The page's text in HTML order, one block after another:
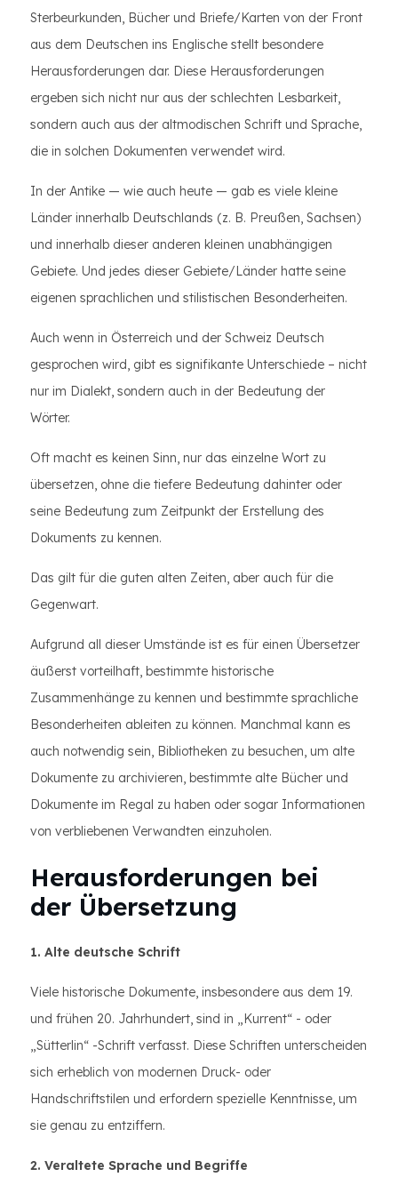
Sterbeurkunden, Bücher und Briefe/Karten von der Front
aus dem Deutschen ins Englische stellt besondere
Herausforderungen dar. Diese Herausforderungen
ergeben sich nicht nur aus der schlechten Lesbarkeit,
sondern auch aus der altmodischen Schrift und Sprache,
die in solchen Dokumenten verwendet wird.
In der Antike — wie auch heute — gab es viele kleine
Länder innerhalb Deutschlands (z. B. Preußen, Sachsen)
und innerhalb dieser anderen kleinen unabhängigen
Gebiete. Und jedes dieser Gebiete/Länder hatte seine
eigenen sprachlichen und stilistischen Besonderheiten.
Auch wenn in Österreich und der Schweiz Deutsch
gesprochen wird, gibt es signifikante Unterschiede – nicht
nur im Dialekt, sondern auch in der Bedeutung der
Wörter.
Oft macht es keinen Sinn, nur das einzelne Wort zu
übersetzen, ohne die tiefere Bedeutung dahinter oder
seine Bedeutung zum Zeitpunkt der Erstellung des
Dokuments zu kennen.
Das gilt für die guten alten Zeiten, aber auch für die
Gegenwart.
Aufgrund all dieser Umstände ist es für einen Übersetzer
äußerst vorteilhaft, bestimmte historische
Zusammenhänge zu kennen und bestimmte sprachliche
Besonderheiten ableiten zu können. Manchmal kann es
auch notwendig sein, Bibliotheken zu besuchen, um alte
Dokumente zu archivieren, bestimmte alte Bücher und
Dokumente im Regal zu haben oder sogar Informationen
von verbliebenen Verwandten einzuholen.
Herausforderungen bei
der Übersetzung
1. Alte deutsche Schrift
Viele historische Dokumente, insbesondere aus dem 19.
und frühen 20. Jahrhundert, sind in „Kurrent“ - oder
„Sütterlin“ -Schrift verfasst. Diese Schriften unterscheiden
sich erheblich von modernen Druck- oder
Handschriftstilen und erfordern spezielle Kenntnisse, um
sie genau zu entziffern.
2. Veraltete Sprache und Begriffe